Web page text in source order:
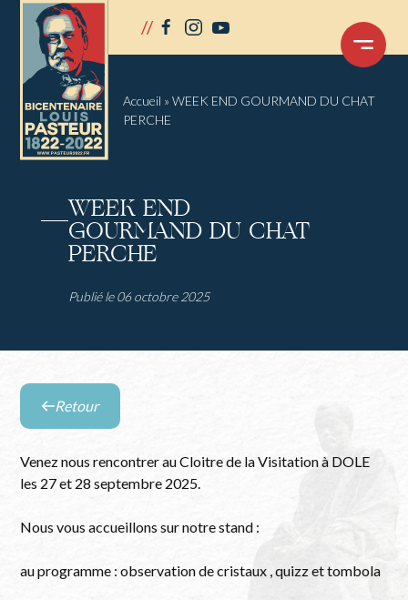
// facebook
instagram
youtube
OUVRIR
MENU
Accueil » WEEK END GOURMAND DU CHAT
PERCHE
WEEK END
GOURMAND DU CHAT
PERCHE
Publié le 06 octobre 2025
Retour
la
liste
évènements
Retour
Venez nous rencontrer au Cloitre de la Visitation à DOLE
les 27 et 28 septembre 2025.
Nous vous accueillons sur notre stand :
au programme : observation de cristaux , quizz et tombola
Panneau de gestion des cookies